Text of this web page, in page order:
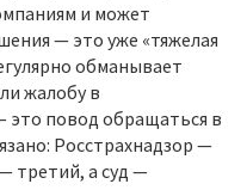
и может
— это уже «тяжелая
обманывает
жалобу в
это повод обращаться в
Росстрахнадзор —
третий, а суд —